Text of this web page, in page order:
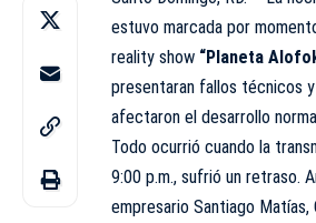
estuvo marcada por
reality show “Planeta
presentaran fallos técnicos
afectaron el desarrollo
Todo ocurrió cuando la
9:00 p.m., sufrió un retraso.
empresario Santiago Matías,